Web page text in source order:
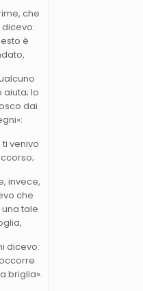
che
dicevo:
è
aiuta; lo
dai
venivo
invece,
che
tale
dicevo:
briglia».